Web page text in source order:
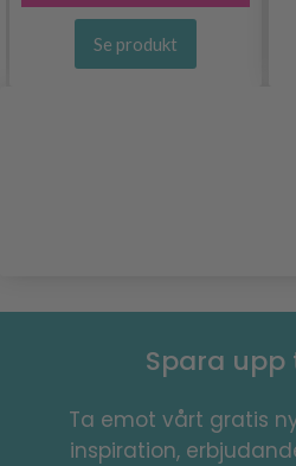
Se produkt
Spara upp
Ta emot vårt gratis
inspiration,